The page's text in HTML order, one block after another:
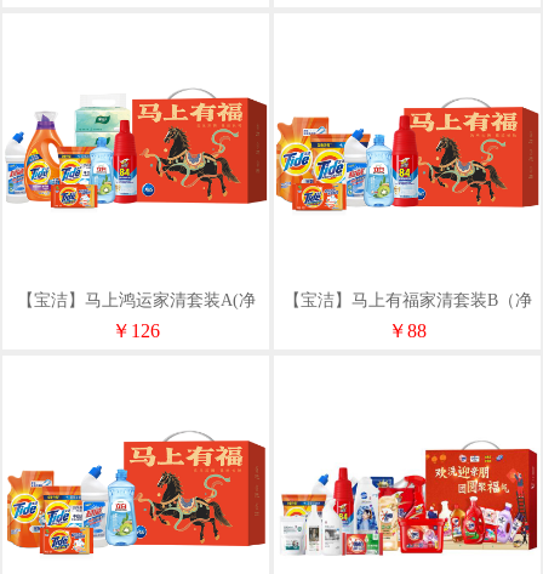
【宝洁】马上鸿运家清套装A(净
含量3751g）
￥126
【宝洁】马上有福家清套装B（净
含量2751g)
￥88